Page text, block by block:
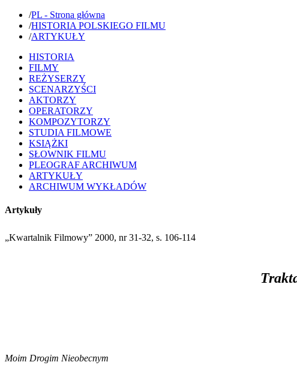
/PL - Strona główna
/HISTORIA POLSKIEGO FILMU
/ARTYKUŁY
HISTORIA
FILMY
REŻYSERZY
SCENARZYŚCI
AKTORZY
OPERATORZY
KOMPOZYTORZY
STUDIA FILMOWE
KSIĄŻKI
SŁOWNIK FILMU
PLEOGRAF ARCHIWUM
ARTYKUŁY
ARCHIWUM WYKŁADÓW
Artykuły
„Kwartalnik Filmowy” 2000, nr 31-32, s. 106-114
Moim Drogim Nieobecnym